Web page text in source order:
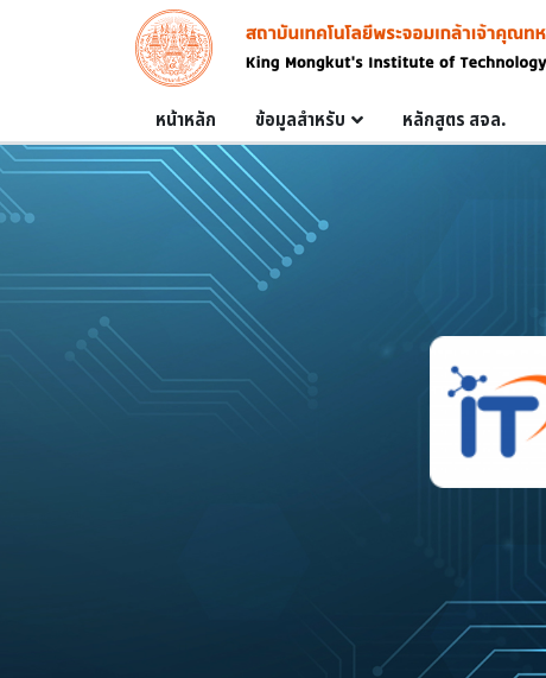
Skip to main content
Image
Main navigation
หน้าหลัก ข้อมูลสำหรับ หลักสูตร สจล.